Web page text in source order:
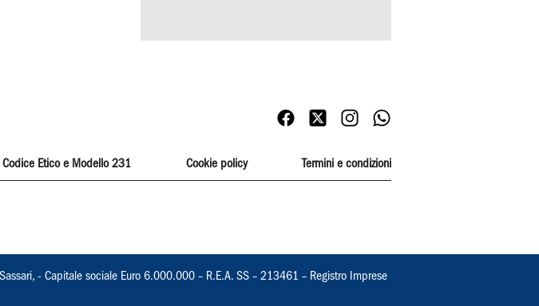
Codice Etico e Modello 231 Cookie policy Termini e condizioni
- Capitale sociale Euro 6.000.000 – R.E.A. SS – 213461 – Registro Imprese